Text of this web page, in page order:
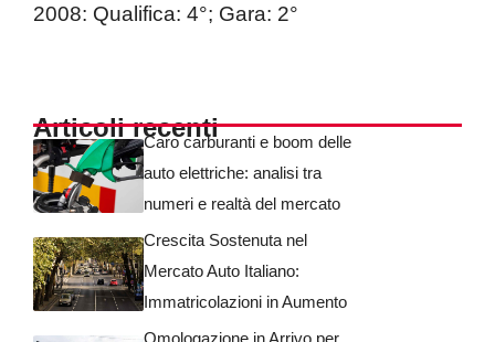
2008: Qualifica: 4°; Gara: 2°
Articoli recentiCaro carburanti e boom delle
auto elettriche: analisi tra
numeri e realtà del mercato
Crescita Sostenuta nel
Mercato Auto Italiano:
Immatricolazioni in Aumento
Omologazione in Arrivo per